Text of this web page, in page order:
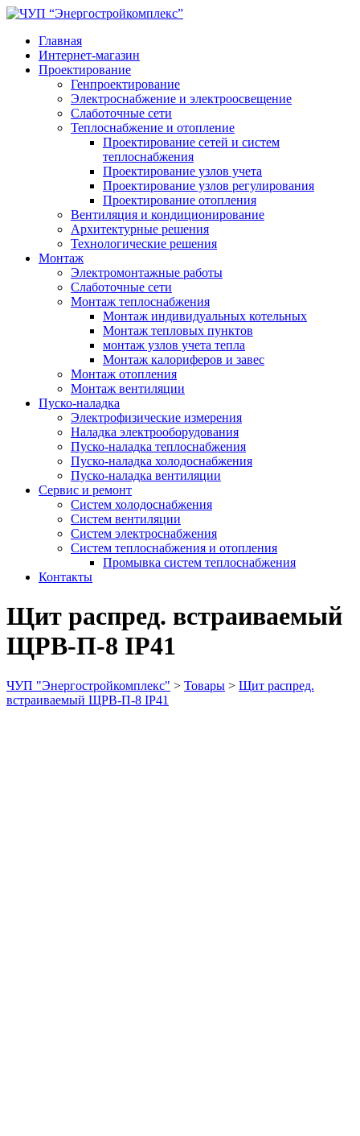
Главная
Интернет-магазин
Проектирование
Генпроектирование
Электроснабжение и электроосвещение
Слаботочные сети
Теплоснабжение и отопление
Проектирование сетей и систем
теплоснабжения
Проектирование узлов учета
Проектирование узлов регулирования
Проектирование отопления
Вентиляция и кондиционирование
Архитектурные решения
Технологические решения
Монтаж
Электромонтажные работы
Слаботочные сети
Монтаж теплоснабжения
Монтаж индивидуальных котельных
Монтаж тепловых пунктов
монтаж узлов учета тепла
Монтаж калориферов и завес
Монтаж отопления
Монтаж вентиляции
Пуско-наладка
Электрофизические измерения
Наладка электрооборудования
Пуско-наладка теплоснабжения
Пуско-наладка холодоснабжения
Пуско-наладка вентиляции
Сервис и ремонт
Систем холодоснабжения
Систем вентиляции
Систем электроснабжения
Систем теплоснабжения и отопления
Промывка систем теплоснабжения
Контакты
Щит распред. встраиваемый
ЩРВ-П-8 IP41
ЧУП "Энергостройкомплекс" > Товары > Щит распред.
встраиваемый ЩРВ-П-8 IP41